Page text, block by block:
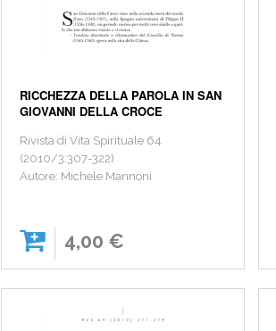
RICCHEZZA DELLA PAROLA IN SAN
GIOVANNI DELLA CROCE
Rivista di Vita Spirituale 64
(2010/3:307-322)
Autore: Michele Mannoni
4,00 €